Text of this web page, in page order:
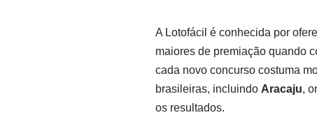
A Lotofácil é conhecida por
maiores de premiação quando
cada novo concurso costuma
brasileiras, incluindo Aracaju,
os resultados.